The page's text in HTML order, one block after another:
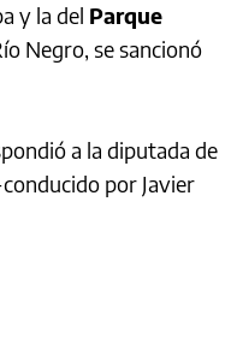
y la del Parque
Negro, se sancionó
a la diputada de
por Javier